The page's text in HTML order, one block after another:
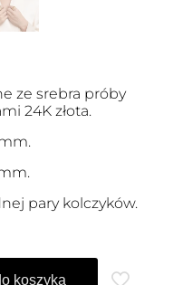
ze srebra próby
24K złota.
pary kolczyków.
koszyka